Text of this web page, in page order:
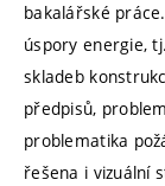
bakalářské
úspory energie,
skladeb
předpisů,
problematika
řešena i vizuální